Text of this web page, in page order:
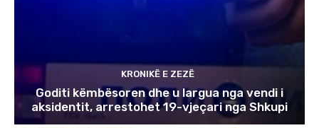
KRONIKË E ZEZË
Goditi këmbësoren dhe u largua nga vendi i
aksidentit, arrestohet 19-vjeçari nga Shkupi